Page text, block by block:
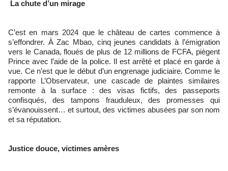
La chute d’un mirage
C’est en mars 2024 que le château de cartes commence à
s’effondrer. À Zac Mbao, cinq jeunes candidats à l’émigration
vers le Canada, floués de plus de 12 millions de FCFA, piègent
Prince avec l’aide de la police. Il est arrêté et placé en garde à
vue. Ce n’est que le début d’un engrenage judiciaire. Comme le
rapporte L’Observateur, une cascade de plaintes similaires
remonte à la surface : des visas fictifs, des passeports
confisqués, des tampons frauduleux, des promesses qui
s’évanouissent… et surtout, des victimes abusées par son nom
et sa réputation.
Justice douce, victimes amères